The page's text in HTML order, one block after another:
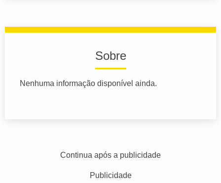
Sobre
Nenhuma informação disponível ainda.
Continua após a publicidade
Publicidade